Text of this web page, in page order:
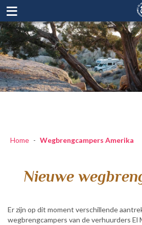
≡
Home - Wegbrengcampers Amerika
Nieuwe
Er zijn op dit moment verschillende
wegbrengcampers van de verhuurders El